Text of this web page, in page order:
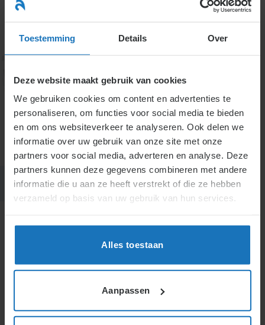
Toestemming Details Over
Deze website maakt gebruik van cookies
We gebruiken cookies om content en advertenties te
personaliseren, om functies voor social media te bieden
en om ons websiteverkeer te analyseren. Ook delen we
informatie over uw gebruik van onze site met onze
partners voor social media, adverteren en analyse. Deze
partners kunnen deze gegevens combineren met andere
informatie die u aan ze heeft verstrekt of die ze hebben
verzameld op basis van uw gebruik van hun services.
Alles toestaan
Aanpassen
naar
inhoud
7. Onrechtmatige daad in het
arbeidsrecht
Onrechtmatige daad